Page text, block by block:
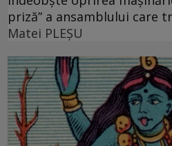
priză” a ansamblului care
Matei PLEŞU